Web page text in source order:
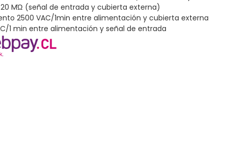
MΏ (señal de entrada y cubierta externa)
2500 VAC/1min entre alimentación y cubierta externa
1 min entre alimentación y señal de entrada